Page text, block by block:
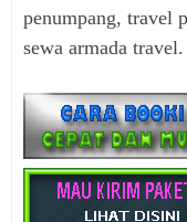
penumpang, travel
sewa armada travel.